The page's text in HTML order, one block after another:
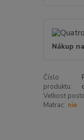
Nákup
Číslo
produktu:
Veľkosť
Matrac: nie